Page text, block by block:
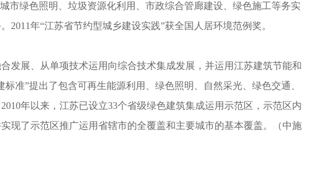
市绿色照明、垃圾资源化利用、市政综合管廊建设、绿色施工等务实
年“江苏省节约型城乡建设实践”获全国人居环境范例奖。
展、从单项技术运用向综合技术集成发展，并运用江苏建筑节能和
准”提出了包含可再生能源利用、绿色照明、自然采光、绿色交通、
年以来，江苏已设立33个省级绿色建筑集成运用示范区，示范区内
现了示范区推广运用省辖市的全覆盖和主要城市的基本覆盖。（中施